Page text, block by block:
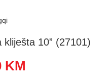
10” (27101)
KM